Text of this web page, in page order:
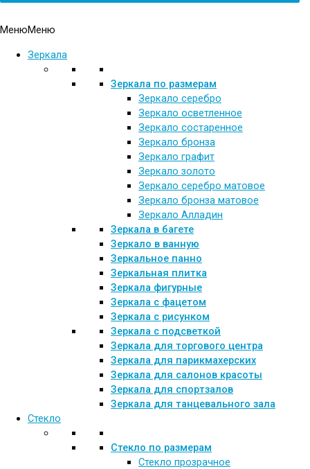
МенюМеню
Зеркала
Зеркала по размерам
Зеркало серебро
Зеркало осветленное
Зеркало состаренное
Зеркало бронза
Зеркало графит
Зеркало золото
Зеркало серебро матовое
Зеркало бронза матовое
Зеркало Алладин
Зеркала в багете
Зеркало в ванную
Зеркальное панно
Зеркальная плитка
Зеркала фигурные
Зеркала с фацетом
Зеркала с рисунком
Зеркала с подсветкой
Зеркала для торгового центра
Зеркала для парикмахерских
Зеркала для салонов красоты
Зеркала для спортзалов
Зеркала для танцевального зала
Стекло
Стекло по размерам
Стекло прозрачное